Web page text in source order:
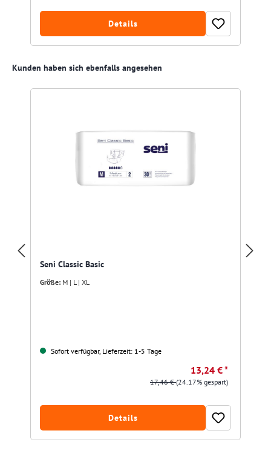
Details
Produktgalerie überspringen
Kunden haben sich ebenfalls angesehen
Seni Classic Basic
Größe: M | L | XL
Sofort verfügbar, Lieferzeit: 1-5 Tage
13,24 € *
17,46 €(24.17% gespart)
Details